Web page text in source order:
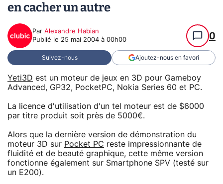
en cacher un autre
Par Alexandre Habian
Publié le 25 mai 2004 à 00h00 0
Suivez-nous Ajoutez-nous en favori
Yeti3D est un moteur de jeux en 3D pour Gameboy
Advanced, GP32, PocketPC, Nokia Series 60 et PC.
La licence d'utilisation d'un tel moteur est de $6000
par titre produit soit près de 5000€.
Alors que la dernière version de démonstration du
moteur 3D sur Pocket PC reste impressionnante de
fluidité et de beauté graphique, cette même version
fonctionne également sur Smartphone SPV (testé sur
un E200).